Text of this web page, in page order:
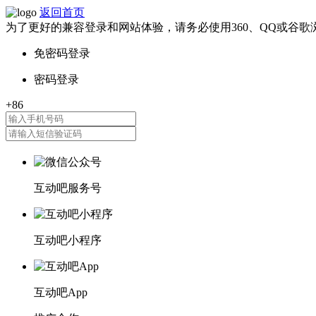
返回首页
为了更好的兼容登录和网站体验，请务必使用360、QQ或谷歌
互动吧服务号
互动吧小程序
互动吧App